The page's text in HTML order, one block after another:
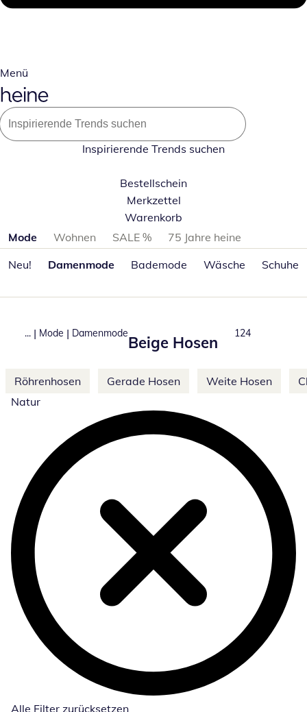
Menü
Inspirierende Trends suchen
Bestellschein
Merkzettel
Warenkorb
Produktkategorien überspringen
Mode Wohnen SALE %
75 Jahre heine
Neu!
Damenmode Bademode Wäsche Schuhe
... | Mode | Damenmode
Beige Hosen
Produkte
124
Weitere Kategorien überspringen
Röhrenhosen Gerade Hosen Weite Hosen
Natur
Alle Filter zurücksetzen